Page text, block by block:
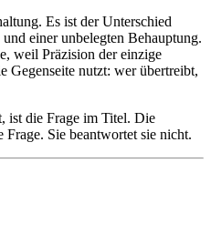
Es ist der Unterschied
einer unbelegten Behauptung.
weil Präzision der einzige
Gegenseite nutzt: wer übertreibt,
ist die Frage im Titel. Die
Sie beantwortet sie nicht.